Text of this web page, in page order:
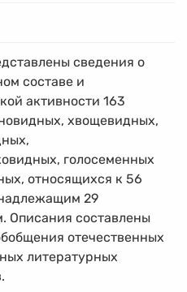
сведения о
составе и
активности 163
хвощевидных,
голосеменных
относящихся к 56
29
Описания составлены
отечественных
литературных